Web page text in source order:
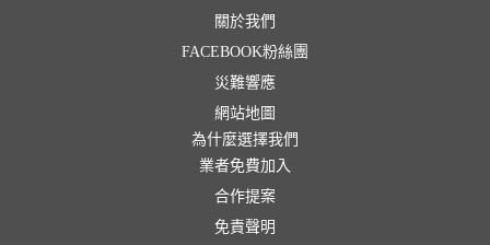
關於我們
FACEBOOK粉絲團
災難響應
網站地圖
為什麼選擇我們
業者免費加入
合作提案
免責聲明